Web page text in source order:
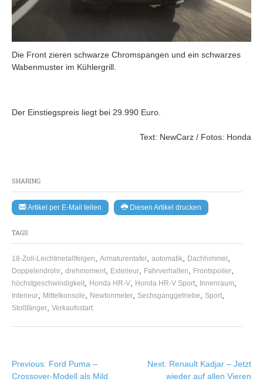
SHARING
Artikel per E-Mail teilen Diesen Artikel drucken
TAGS
18-Zoll-Leichtmetallfelgen, Armaturentafel , automatik, Dachhimmel ,
Doppelendrohr, drehmoment, Exterieur, Fahrverhalten, Frontspoiler,
höchstgeschwindigkeit, Honda HR-V, Honda HR-V Sport, Innenraum,
Interieur, Mittelkonsole, Newtonmeter, Sechsganggetriebe, Sport,
Stoßfänger, Verkaufsstart
Die Front zieren schwarze Chromspangen und ein schwarzes
Wabenmuster im Kühlergrill.
Der Einstiegspreis liegt bei 29.990 Euro.
Text: NewCarz / Fotos: Honda
Beitragsnavigation
Previous: Ford Puma –
Crossover-Modell als Mild
Next: Renault Kadjar – Jetzt
wieder auf allen Vieren